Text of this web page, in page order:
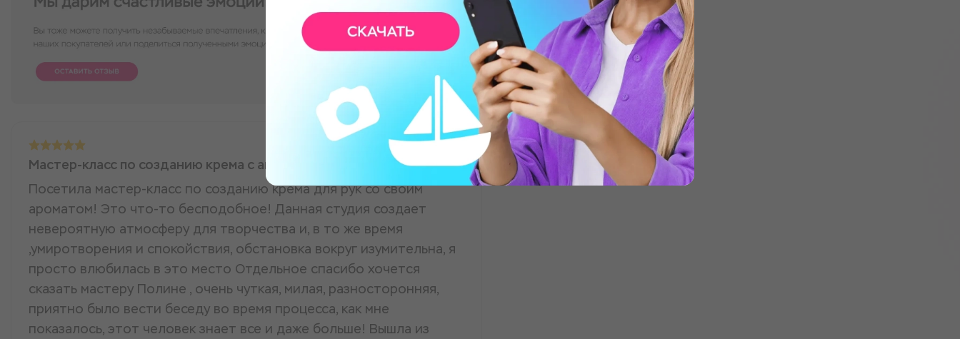
Мастер-класс по созданию крема с авторским ароматом
Посетила мастер-класс по созданию крема для рук со своим
ароматом! Это что-то бесподобное! Данная студия создает
невероятную атмосферу для творчества и, в то же время
,умиротворения и спокойствия, обстановка вокруг изумительна, я
просто влюбилась в это место Отдельное спасибо хочется
сказать мастеру Полине , очень чуткая, милая, разносторонняя,
приятно было вести беседу во время процесса, как мне
показалось, этот человек знает все и даже больше! Вышла из